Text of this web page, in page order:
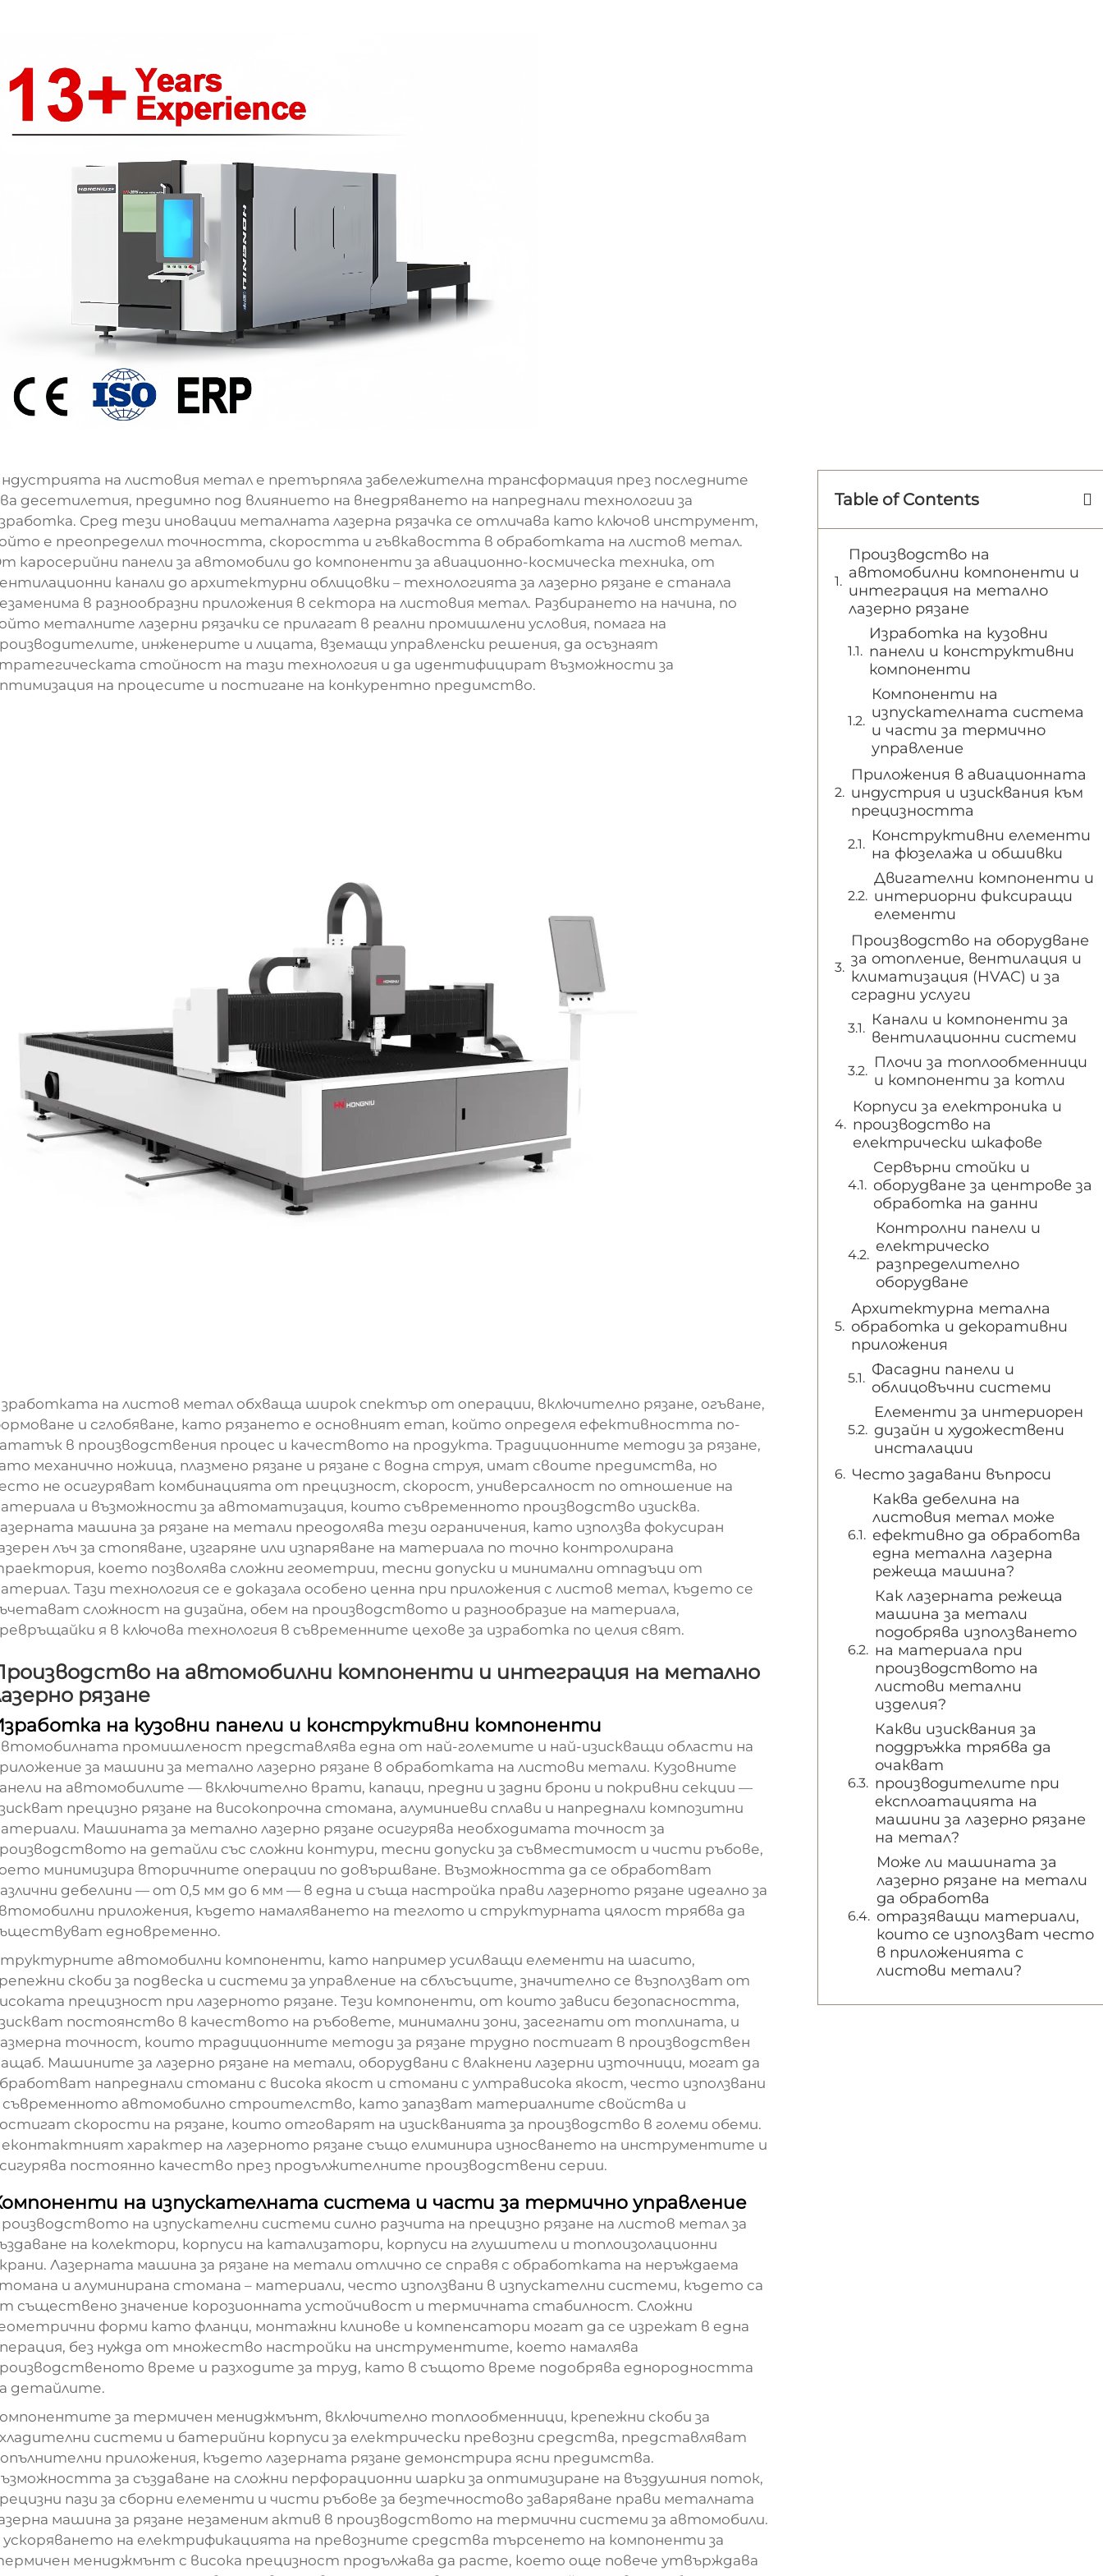
на листовия метал е претърпяла забележителна трансформация през последните
десетилетия, предимно под влиянието на внедряването на напреднали технологии за
Сред тези иновации металната лазерна рязачка се отличава като ключов инструмент,
е преопределил точността, скоростта и гъвкавостта в обработката на листов метал.
каросерийни панели за автомобили до компоненти за авиационно-космическа техника, от
канали до архитектурни облицовки – технологията за лазерно рязане е станала
в разнообразни приложения в сектора на листовия метал. Разбирането на начина, по
металните лазерни рязачки се прилагат в реални промишлени условия, помага на
инженерите и лицата, вземащи управленски решения, да осъзнаят
стойност на тази технология и да идентифицират възможности за
на процесите и постигане на конкурентно предимство.
на листов метал обхваща широк спектър от операции, включително рязане, огъване,
и сглобяване, като рязането е основният етап, който определя ефективността по-
в производствения процес и качеството на продукта. Традиционните методи за рязане,
механично ножица, плазмено рязане и рязане с водна струя, имат своите предимства, но
не осигуряват комбинацията от прецизност, скорост, универсалност по отношение на
и възможности за автоматизация, които съвременното производство изисква.
машина за рязане на метали преодолява тези ограничения, като използва фокусиран
лъч за стопяване, изгаряне или изпаряване на материала по точно контролирана
което позволява сложни геометрии, тесни допуски и минимални отпадъци от
Тази технология се е доказала особено ценна при приложения с листов метал, където се
сложност на дизайна, обем на производството и разнообразие на материала,
я в ключова технология в съвременните цехове за изработка по целия свят.
на автомобилни компоненти и интеграция на метално
рязане
на кузовни панели и конструктивни компоненти
промишленост представлява една от най-големите и най-изискващи области на
за машини за метално лазерно рязане в обработката на листови метали. Кузовните
на автомобилите — включително врати, капаци, предни и задни брони и покривни секции —
прецизно рязане на високопрочна стомана, алуминиеви сплави и напреднали композитни
Машината за метално лазерно рязане осигурява необходимата точност за
на детайли със сложни контури, тесни допуски за съвместимост и чисти ръбове,
минимизира вторичните операции по довършване. Възможността да се обработват
дебелини — от 0,5 мм до 6 мм — в една и съща настройка прави лазерното рязане идеално за
приложения, където намаляването на теглото и структурната цялост трябва да
едновременно.
автомобилни компоненти, като например усилващи елементи на шасито,
скоби за подвеска и системи за управление на сблъсъците, значително се възползват от
прецизност при лазерното рязане. Тези компоненти, от които зависи безопасността,
постоянство в качеството на ръбовете, минимални зони, засегнати от топлината, и
точност, които традиционните методи за рязане трудно постигат в производствен
Машините за лазерно рязане на метали, оборудвани с влакнени лазерни източници, могат да
напреднали стомани с висока якост и стомани с ултрависока якост, често използвани
съвременното автомобилно строителство, като запазват материалните свойства и
скорости на рязане, които отговарят на изискванията за производство в големи обеми.
характер на лазерното рязане също елиминира износването на инструментите и
постоянно качество през продължителните производствени серии.
на изпускателната система и части за термично управление
на изпускателни системи силно разчита на прецизно рязане на листов метал за
на колектори, корпуси на катализатори, корпуси на глушители и топлоизолационни
Лазерната машина за рязане на метали отлично се справя с обработката на неръждаема
и алуминирана стомана – материали, често използвани в изпускателни системи, където са
съществено значение корозионната устойчивост и термичната стабилност. Сложни
форми като фланци, монтажни клинове и компенсатори могат да се изрежат в една
без нужда от множество настройки на инструментите, което намалява
време и разходите за труд, като в същото време подобрява еднородността
детайлите.
за термичен мениджмънт, включително топлообменници, крепежни скоби за
системи и батерийни корпуси за електрически превозни средства, представляват
приложения, където лазерната рязане демонстрира ясни предимства.
за създаване на сложни перфорационни шарки за оптимизиране на въздушния поток,
пази за сборни елементи и чисти ръбове за безтечностово заваряване прави металната
машина за рязане незаменим актив в производството на термични системи за автомобили.
ускоряването на електрификацията на превозните средства търсенето на компоненти за
мениджмънт с висока прецизност продължава да расте, което още повече утвърждава
Table of Contents
Производство на
автомобилни компоненти и
интеграция на метално
лазерно рязане
Изработка на кузовни
панели и конструктивни
компоненти
Компоненти на
изпускателната система
и части за термично
управление
Приложения в авиационната
индустрия и изисквания към
прецизността
Конструктивни елементи
на фюзелажа и обшивки
Двигателни компоненти и
интериорни фиксиращи
елементи
Производство на оборудване
за отопление, вентилация и
климатизация (HVAC) и за
сградни услуги
Канали и компоненти за
вентилационни системи
Плочи за топлообменници
и компоненти за котли
Корпуси за електроника и
производство на
електрически шкафове
Сервърни стойки и
оборудване за центрове за
обработка на данни
Контролни панели и
електрическо
разпределително
оборудване
Архитектурна метална
обработка и декоративни
приложения
Фасадни панели и
облицовъчни системи
Елементи за интериорен
дизайн и художествени
инсталации
Често задавани въпроси
Каква дебелина на
листовия метал може
ефективно да обработва
една метална лазерна
режеща машина?
Как лазерната режеща
машина за метали
подобрява използването
на материала при
производството на
листови метални
изделия?
Какви изисквания за
поддръжка трябва да
очакват
производителите при
експлоатацията на
машини за лазерно рязане
на метал?
Може ли машината за
лазерно рязане на метали
да обработва
отразяващи материали,
които се използват често
в приложенията с
листови метали?